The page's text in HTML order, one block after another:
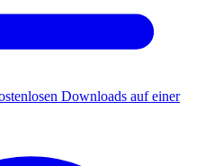
Downloads auf einer